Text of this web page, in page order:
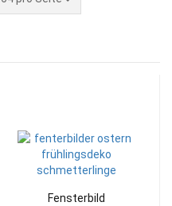
Fensterbild